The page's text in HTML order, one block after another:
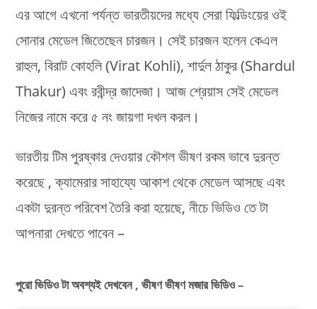
এর আগে এখনো পর্যন্ত ভারতীয়দের মধ্যে সেরা ফিল্ডিংয়ের ওই
সোনার মেডেল জিতেছেন চারজন। সেই চারজন হলেন কেএল
রাহুল, বিরাট কোহলি (Virat Kohli), শার্দুল ঠাকুর (Shardul
Thakur) এবং রবীন্দ্র জাদেজা। আজ শ্রেয়াস সেই মেডেল
নিজের নামে করে ৫ নং জায়গা দখল করল।
ভারতীয় টিম পুরষ্কার দেওয়ার কৌশল ভীষণ রকম ভাবে দুরন্ত
করেছে , ক্যামেরার সাহায্যে আকাশ থেকে মেডেল আসছে এবং
একটা দুরন্ত পরিবেশ তৈরি করা হয়েছে, নীচে ভিডিও তে টা
আপনারা দেখতে পাবেন –
পুরো ভিডিও টা অবশ্যই দেখবেন , ভীষণ ভীষণ মজার ভিডিও –